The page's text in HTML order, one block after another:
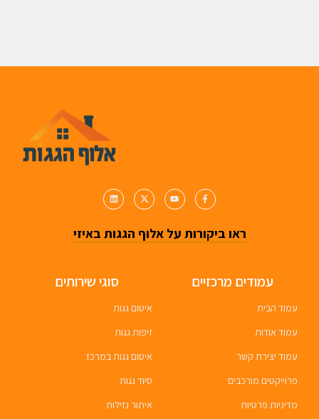
ראו ביקורות על אלוף הגגות באיזי
עמודים מרכזיים
עמוד הבית
עמוד אודות
עמוד יצירת קשר
פרוייקטים מורכבים
מדיניות פרטיות
סוגי שירותים
איטום גגות
זיפות גגות
איטום גגות במרכז
סיוד גגות
איתור נזילות